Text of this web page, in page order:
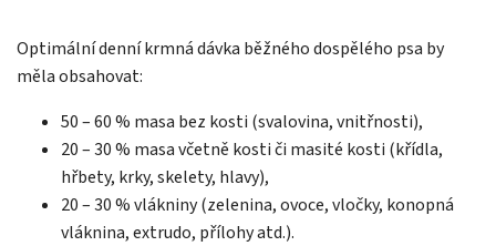
Optimální denní krmná dávka běžného dospělého psa by
měla obsahovat:
50 – 60 % masa bez kosti (svalovina, vnitřnosti),
20 – 30 % masa včetně kosti či masité kosti (křídla,
hřbety, krky, skelety, hlavy),
20 – 30 % vlákniny (zelenina, ovoce, vločky, konopná
vláknina, extrudo, přílohy atd.).